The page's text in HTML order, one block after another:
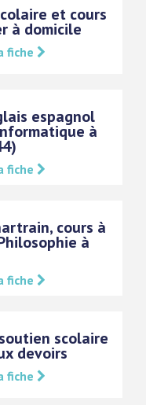
et cours
à domicile
fiche
espagnol
à
fiche
cours à
à
fiche
scolaire
devoirs
fiche